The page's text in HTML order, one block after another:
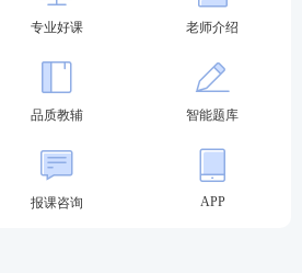
法律法规与
》科目没有
，如果两次连续考试都无法两
的科目成绩作废。
时，忘记报考、忘记参加未通
该科目考试仍未通过的，之前
专业好课 老师介绍
品质教辅 智能题库
报课咨询 APP